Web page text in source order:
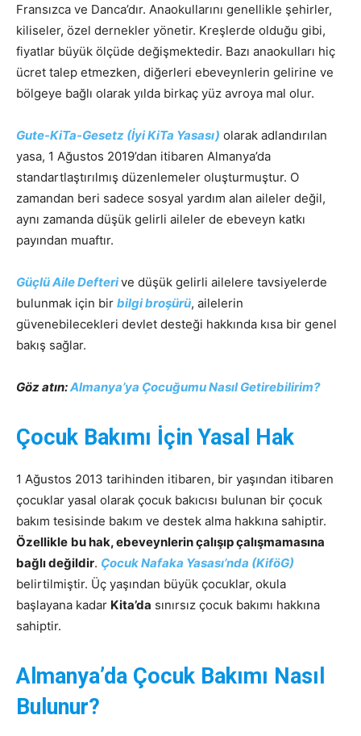
Fransızca ve Danca’dır. Anaokullarını genellikle şehirler,
kiliseler, özel dernekler yönetir. Kreşlerde olduğu gibi,
fiyatlar büyük ölçüde değişmektedir. Bazı anaokulları hiç
ücret talep etmezken, diğerleri ebeveynlerin gelirine ve
bölgeye bağlı olarak yılda birkaç yüz avroya mal olur.
Gute-KiTa-Gesetz (İyi KiTa Yasası) olarak adlandırılan
yasa, 1 Ağustos 2019’dan itibaren Almanya’da
standartlaştırılmış düzenlemeler oluşturmuştur. O
zamandan beri sadece sosyal yardım alan aileler değil,
aynı zamanda düşük gelirli aileler de ebeveyn katkı
payından muaftır.
Güçlü Aile Defterive düşük gelirli ailelere tavsiyelerde
bulunmak için bir bilgi broşürü, ailelerin
güvenebilecekleri devlet desteği hakkında kısa bir genel
bakış sağlar.
Göz atın:Almanya’ya Çocuğumu Nasıl Getirebilirim?
Çocuk Bakımı İçin Yasal Hak
1 Ağustos 2013 tarihinden itibaren, bir yaşından itibaren
çocuklar yasal olarak çocuk bakıcısı bulunan bir çocuk
bakım tesisinde bakım ve destek alma hakkına sahiptir.
Özellikle bu hak, ebeveynlerin çalışıp çalışmamasına
bağlı değildir. Çocuk Nafaka Yasası’nda (KiföG)
belirtilmiştir. Üç yaşından büyük çocuklar, okula
başlayana kadar Kita’da sınırsız çocuk bakımı hakkına
sahiptir.
Almanya’da Çocuk Bakımı Nasıl
Bulunur?